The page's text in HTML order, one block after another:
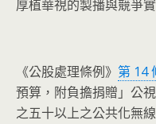
厚植華視的製播與競爭
《公股處理條例》 第 14
預算，附負擔捐贈」公
之五十以上之公共化無